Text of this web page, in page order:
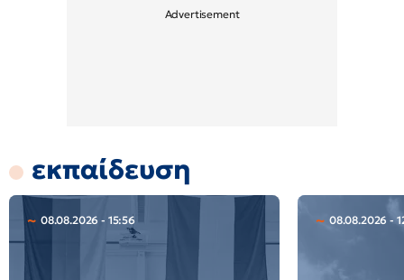
εκπαίδευση
08.08.2026 - 15:56 08.08.2026 -